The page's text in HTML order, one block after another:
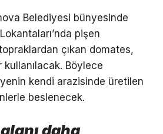
Belediyesi bünyesinde
pişen
çıkan domates,
Böylece
kendi arazisinde üretilen
beslenecek.
daha